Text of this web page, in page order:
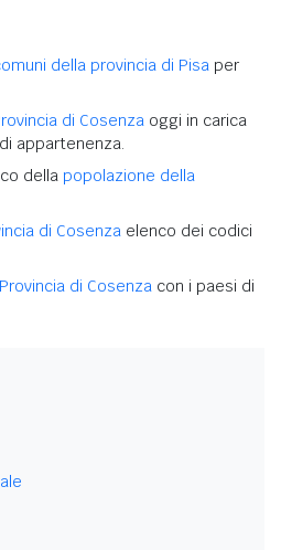
della provincia di Pisa per
di Cosenza oggi in carica
appartenenza.
della popolazione della
di Cosenza elenco dei codici
di Cosenza con i paesi di